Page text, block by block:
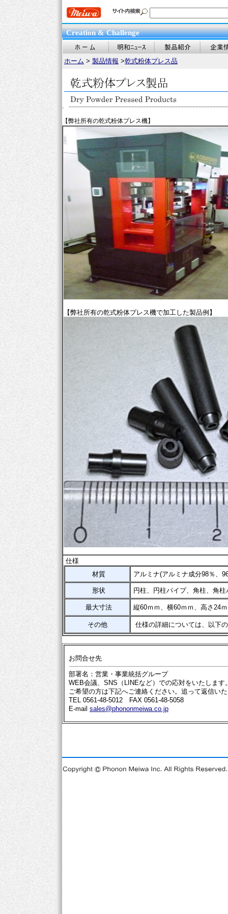
Creation & Challenge
ホーム > 製品情報 >乾式粉体プレス品
.
【弊社所有の乾式粉体プレス機】
【弊社所有の乾式粉体プレス機で加工した製品例】
仕様
材質
アルミナ(アルミナ成分98％、
形状 円柱、円柱パイプ、角柱、角
最大寸法 縦60ｍｍ、横60ｍｍ、高さ24
その他 仕様の詳細については、以下
お問合せ先
部署名：営業・事業統括グループ
WEB会議、SNS（LINEなど）での応対をいたします
ご希望の方は下記へご連絡ください。追って返信い
TEL 0561-48-5012 FAX 0561-48-5058
E-mail sales@phononmeiwa.co.jp